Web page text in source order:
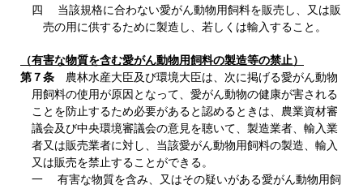
四 当該規格に合わない愛がん動物用飼料を販売し、又は販
売の用に供するために製造し、若しくは輸入すること。
（有害な物質を含む愛がん動物用飼料の製造等の禁止）
第７条 農林水産大臣及び環境大臣は、次に掲げる愛がん動物
用飼料の使用が原因となって、愛がん動物の健康が害される
ことを防止するため必要があると認めるときは、農業資材審
議会及び中央環境審議会の意見を聴いて、製造業者、輸入業
者又は販売業者に対し、当該愛がん動物用飼料の製造、輸入
又は販売を禁止することができる。
一 有害な物質を含み、又はその疑いがある愛がん動物用飼